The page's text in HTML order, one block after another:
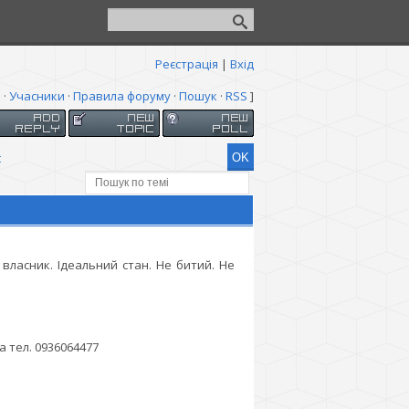
Реєстрація | Вхід
· Учасники · Правила форуму· Пошук · RSS ]
Ідеальний стан. Не битий. Не
0936064477